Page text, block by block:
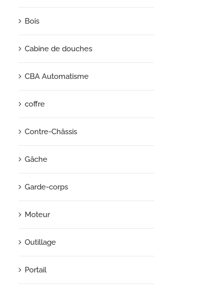
Bois
Cabine de douches
CBA Automatisme
coffre
Contre-Châssis
Gâche
Garde-corps
Moteur
Outillage
Portail